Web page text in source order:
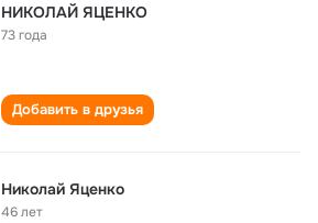
НИКОЛАЙ ЯЦЕНКО
73 года
Добавить в друзья
Николай Яценко
46 лет